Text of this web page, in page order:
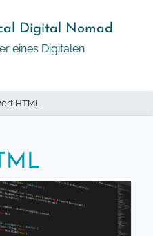
Digital Nomad
eines Digitalen
HTML